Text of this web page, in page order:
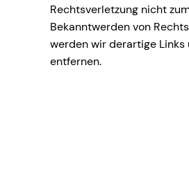
Rechtsverletzung nicht
Bekanntwerden von
werden wir derartige Links
entfernen.